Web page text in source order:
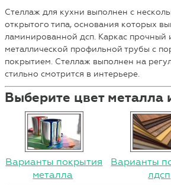
Стеллаж для кухни выполнен с
открытого типа, основания которых
ламинированной дсп. Каркас прочный
металлической профильной трубы с
покрытием. Стеллаж выполнен на
стильно смотрится в интерьере.
Выберите цвет
Варианты покрытия
металла
Варианты
лдсп